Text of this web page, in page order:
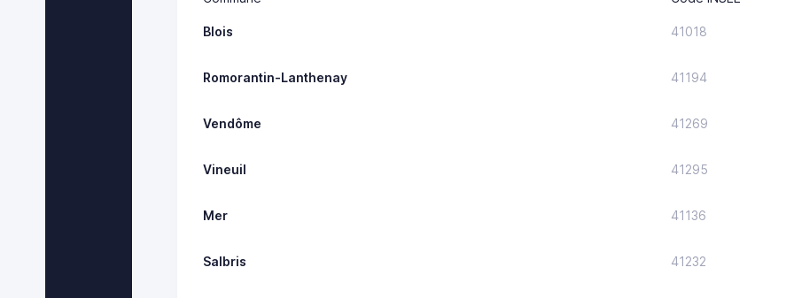
Blois 41018
Romorantin-Lanthenay 41194
Vendôme 41269
Vineuil 41295
Mer 41136
Salbris 41232